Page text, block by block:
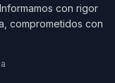
con rigor
comprometidos con